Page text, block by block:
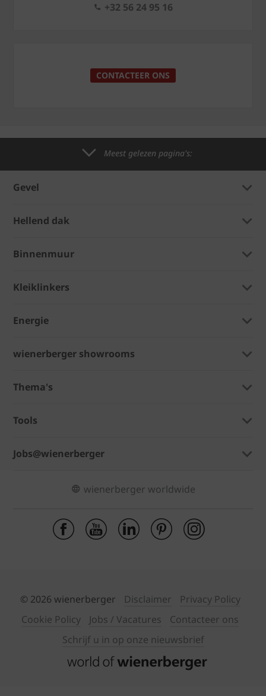
+32 56 24 95 16
CONTACTEER ONS
Meest gelezen pagina's:
Gevel
Hellend dak
Binnenmuur
Kleiklinkers
Energie
wienerberger showrooms
Thema's
Tools
Jobs@wienerberger
wienerberger worldwide
© 2026 wienerberger Disclaimer
Privacy Policy
Cookie Policy
Jobs / Vacatures
Contacteer ons
Schrijf u in op onze nieuwsbrief